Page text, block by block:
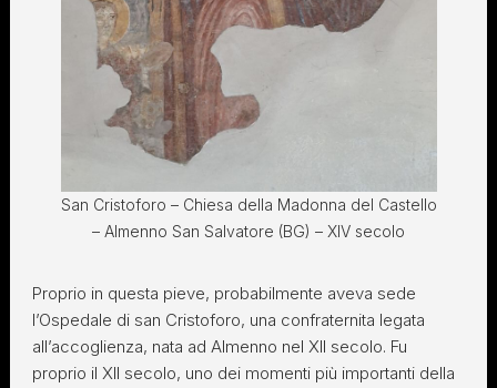
San Cristoforo – Chiesa della Madonna del Castello
– Almenno San Salvatore (BG) – XIV secolo
Proprio in questa pieve, probabilmente aveva sede
l’Ospedale di san Cristoforo, una confraternita legata
all’accoglienza, nata ad Almenno nel XII secolo. Fu
proprio il XII secolo, uno dei momenti più importanti della